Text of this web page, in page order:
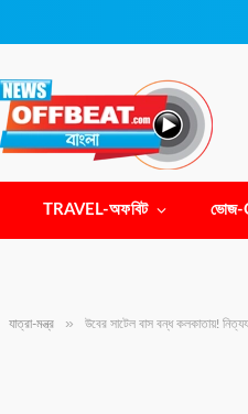
TRAVEL-অফবিট ভোজ-
যাত্রা-মন্ত্র » উবের সাটেল বাস বন্ধ কলকাতায়!